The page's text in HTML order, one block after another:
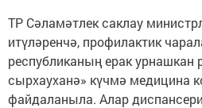
ТР Сәламәтлек саклау
итүләренчә, профилактик
республиканың ерак
сырхауханә» күчмә медицина
файдаланыла. Алар